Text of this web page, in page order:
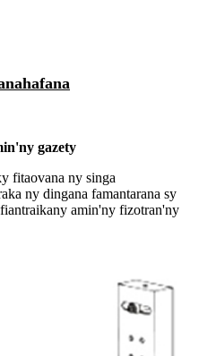
gazety
fitaovana ny singa
ny dingana famantarana sy
amin'ny fizotran'ny